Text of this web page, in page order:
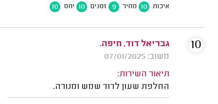
איכות 10 מחיר 9 זמנים 10 יחס 10
גבריאל דוד, חיפה.
משוב: 07/01/2025
תיאור השירות:
החלפת שעון לדוד שמש ומנורה.
10